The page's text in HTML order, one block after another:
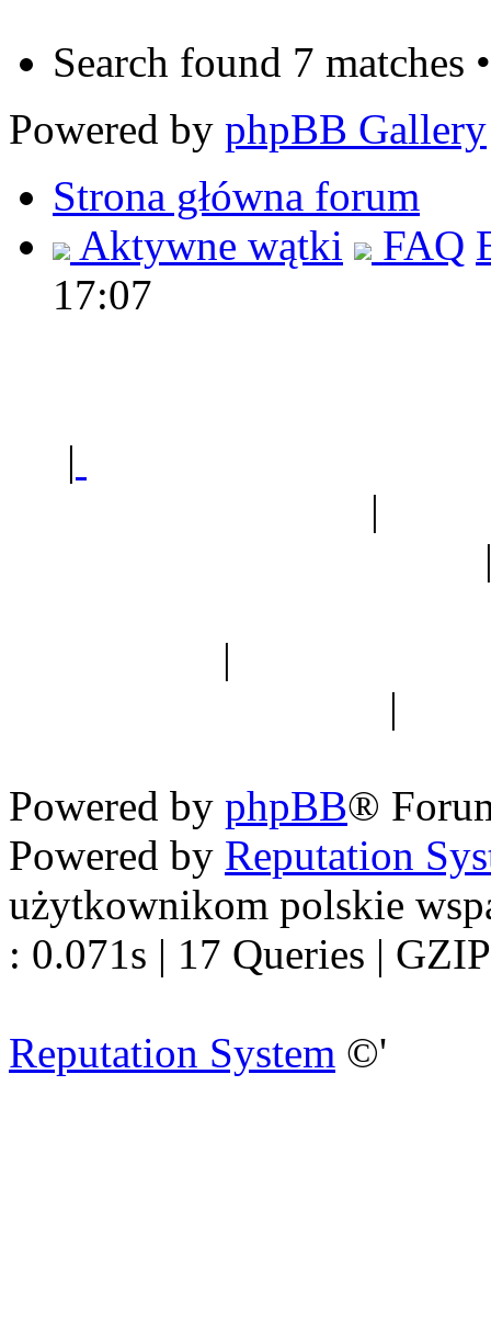
Search found 7 matches
Powered by phpBB Gallery
Strona główna forum
Aktywne wątki
FAQ
17:07
|
|
|
|
Powered by phpBB®
Powered by Reputation
użytkownikom polskie
: 0.071s | 17 Queries |
Reputation System ©'